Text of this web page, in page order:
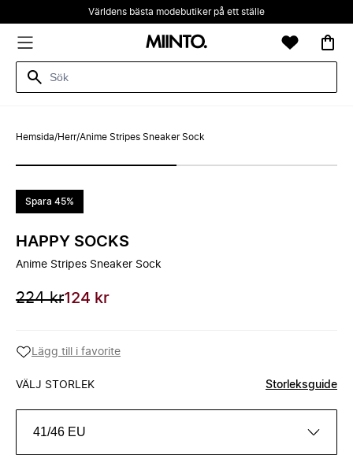
Världens bästa modebutiker på ett ställe
Hemsida/Herr/Anime Stripes Sneaker Sock
Spara 45%
HAPPY SOCKS
Anime Stripes Sneaker Sock
224 kr124 kr
Lägg till i favorite
VÄLJ STORLEK Storleksguide
41/46 EU